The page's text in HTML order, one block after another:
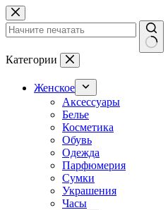
Перейти
к
сути
Ничего
найдено
Категории
Женское
Аксессуары
Белье
Косметика
Обувь
Одежда
Парфюмерия
Сумки
Украшения
Часы